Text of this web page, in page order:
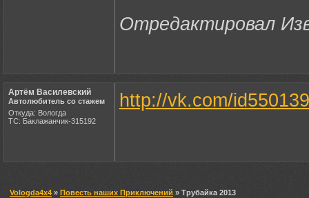
Отредактировал
Артём Василевский
Автолюбитель со стажем
Откуда: Вологда
ТС: Баклажанчик-315192
http://vk.com/
Vologda4x4 » Повесть наших Приключений » Трубайка 2013